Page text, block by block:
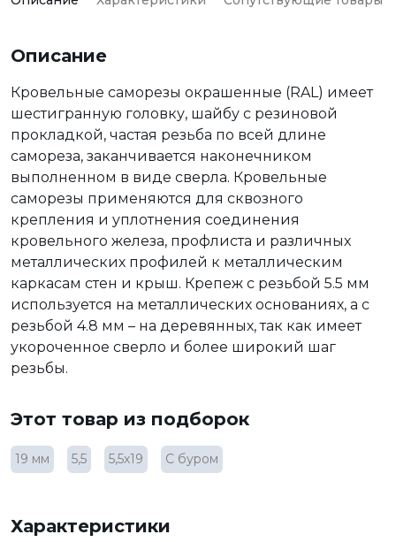
Описание
Кровельные саморезы окрашенные (RAL) имеет
шестигранную головку, шайбу с резиновой
прокладкой, частая резьба по всей длине
самореза, заканчивается наконечником
выполненном в виде сверла. Кровельные
саморезы применяются для сквозного
крепления и уплотнения соединения
кровельного железа, профлиста и различных
металлических профилей к металлическим
каркасам стен и крыш. Крепеж с резьбой 5.5 мм
используется на металлических основаниях, а с
резьбой 4.8 мм – на деревянных, так как имеет
укороченное сверло и более широкий шаг
резьбы.
Этот товар из подборок
19 мм 5,5 5,5х19 С буром
Характеристики